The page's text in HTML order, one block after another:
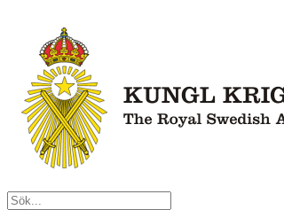
innehållet
Sök